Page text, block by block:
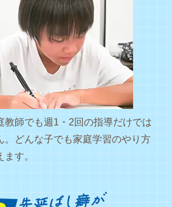
教師でも週1・2回の指導だけでは
。どんな子でも家庭学習のやり方
す。